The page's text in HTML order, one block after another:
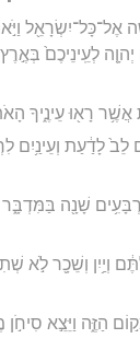
אֶל־כָּל־יִשְׂרָאֵ֖ל
לְעֵֽינֵיכֶם֙
רָא֖וּ עֵינֶ֑יךָ
לֵב֙ לָדַ֔עַת וְעֵינַ֥יִם
שָׁנָ֖ה
וְיַ֥יִן וְשֵׁכָ֖ר לֹ֣א
הַזֶּ֑ה וַיֵּצֵ֣א סִיחֹ֣ן